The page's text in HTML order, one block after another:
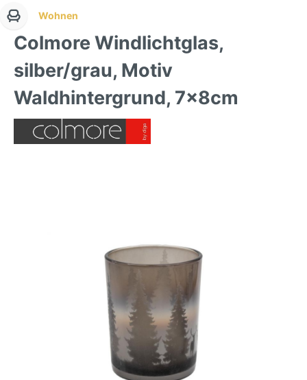
Wohnen
Colmore Windlichtglas,
silber/grau, Motiv
Waldhintergrund, 7x8cm